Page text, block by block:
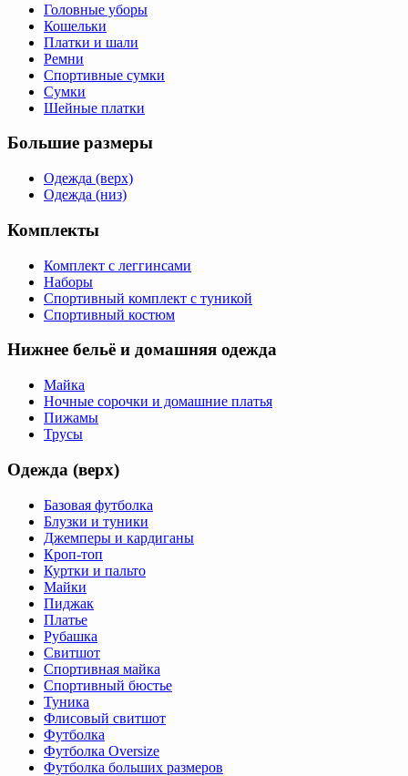
Головные уборы
Кошельки
Платки и шали
Ремни
Спортивные сумки
Сумки
Шейные платки
Большие размеры
Одежда (верх)
Одежда (низ)
Комплекты
Комплект с леггинсами
Наборы
Спортивный комплект с туникой
Спортивный костюм
Нижнее бельё и домашняя одежда
Майка
Ночные сорочки и домашние платья
Пижамы
Трусы
Одежда (верх)
Базовая футболка
Блузки и туники
Джемперы и кардиганы
Кроп-топ
Куртки и пальто
Майки
Пиджак
Платье
Рубашка
Свитшот
Спортивная майка
Спортивный бюстье
Туника
Флисовый свитшот
Футболка
Футболка Oversize
Футболка больших размеров